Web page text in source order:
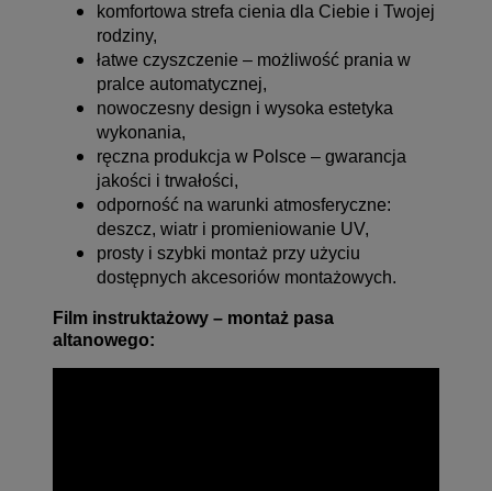
komfortowa strefa cienia dla Ciebie i Twojej
rodziny,
łatwe czyszczenie – możliwość prania w
pralce automatycznej,
nowoczesny design i wysoka estetyka
wykonania,
ręczna produkcja w Polsce – gwarancja
jakości i trwałości,
odporność na warunki atmosferyczne:
deszcz, wiatr i promieniowanie UV,
prosty i szybki montaż przy użyciu
dostępnych akcesoriów montażowych.
Film instruktażowy – montaż pasa
altanowego: